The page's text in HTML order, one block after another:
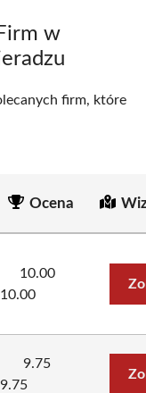
w
firm, które
Ocena
10.00
10.00
9.75
9.75